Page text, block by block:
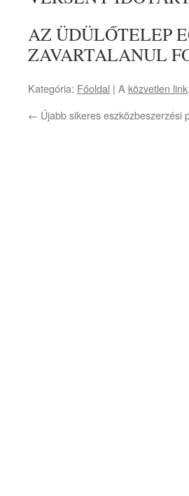
AZ ÜDÜLŐTELEP
ZAVARTALANUL
Kategória: Főoldal | A közvetlen link.
← Újabb sikeres eszközbeszerzési